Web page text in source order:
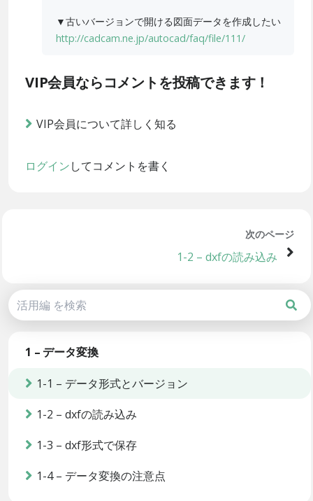
▼古いバージョンで開ける図面データを作成したい
http://cadcam.ne.jp/autocad/faq/file/111/
VIP会員ならコメントを投稿できます！
VIP会員について詳しく知る
ログインしてコメントを書く
次のページ
1-2 – dxfの読み込み
1 – データ変換
1-1 – データ形式とバージョン
1-2 – dxfの読み込み
1-3 – dxf形式で保存
1-4 – データ変換の注意点